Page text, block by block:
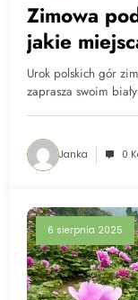
Zimowa
jakie
Urok polskich gór
zaprasza swoim
Janka 0
6 sierpnia 2025